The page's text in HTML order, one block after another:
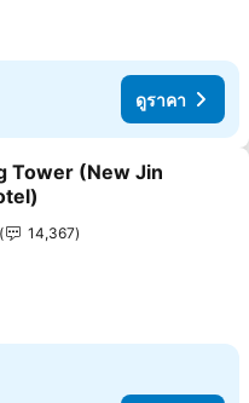
ดูราคา
นรายการโปรด
Tower (New Jin
14,367